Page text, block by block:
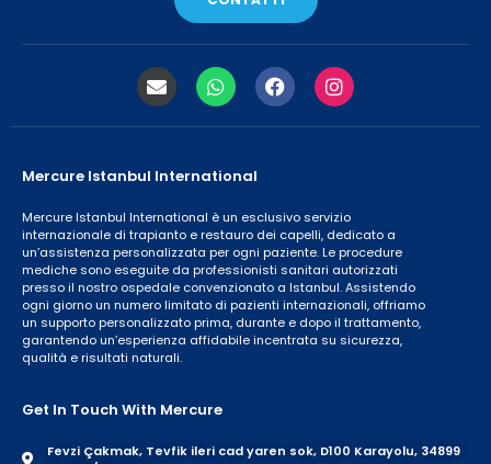
Mercure Istanbul International
Mercure Istanbul International è un esclusivo servizio
internazionale di trapianto e restauro dei capelli, dedicato a
un’assistenza personalizzata per ogni paziente. Le procedure
mediche sono eseguite da professionisti sanitari autorizzati
presso il nostro ospedale convenzionato a Istanbul. Assistendo
ogni giorno un numero limitato di pazienti internazionali, offriamo
un supporto personalizzato prima, durante e dopo il trattamento,
garantendo un’esperienza affidabile incentrata su sicurezza,
qualità e risultati naturali.
Get In Touch With Mercure
Fevzi Çakmak, Tevfik ileri cad yaren sok, D100 Karayolu, 34899